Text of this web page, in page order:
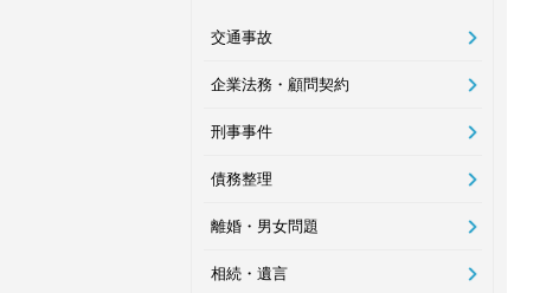
交通事故
企業法務・顧問契約
刑事事件
債務整理
離婚・男女問題
相続・遺言